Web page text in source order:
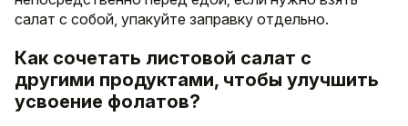
салат с собой, упакуйте заправку отдельно.
Как сочетать листовой салат с
другими продуктами, чтобы улучшить
усвоение фолатов?